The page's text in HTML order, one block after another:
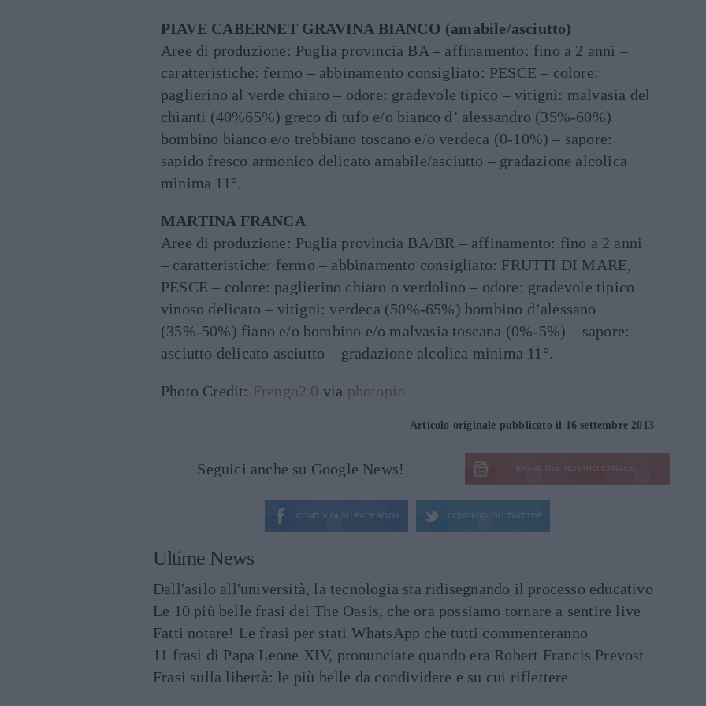
PIAVE CABERNET GRAVINA BIANCO (amabile/asciutto)
Aree di produzione: Puglia provincia BA – affinamento: fino a 2 anni –
caratteristiche: fermo – abbinamento consigliato: PESCE – colore:
paglierino al verde chiaro – odore: gradevole tipico – vitigni: malvasia del
chianti (40%65%) greco di tufo e/o bianco d’ alessandro (35%-60%)
bombino bianco e/o trebbiano toscano e/o verdeca (0-10%) – sapore:
sapido fresco armonico delicato amabile/asciutto – gradazione alcolica
minima 11°.
MARTINA FRANCA
Aree di produzione: Puglia provincia BA/BR – affinamento: fino a 2 anni
– caratteristiche: fermo – abbinamento consigliato: FRUTTI DI MARE,
PESCE – colore: paglierino chiaro o verdolino – odore: gradevole tipico
vinoso delicato – vitigni: verdeca (50%-65%) bombino d’alessano
(35%-50%) fiano e/o bombino e/o malvasia toscana (0%-5%) – sapore:
asciutto delicato asciutto – gradazione alcolica minima 11°.
Photo Credit: Frengo2.0 via photopin
Articolo originale pubblicato il 16 settembre 2013
Seguici anche su Google News! ENTRA NEL NOSTRO CANALE
CONDIVIDI SU FACEBOOK CONDIVIDI SU TWITTER
Ultime News
Dall'asilo all'università, la tecnologia sta ridisegnando il processo educativo
Le 10 più belle frasi dei The Oasis, che ora possiamo tornare a sentire live
Fatti notare! Le frasi per stati WhatsApp che tutti commenteranno
11 frasi di Papa Leone XIV, pronunciate quando era Robert Francis Prevost
Frasi sulla libertà: le più belle da condividere e su cui riflettere